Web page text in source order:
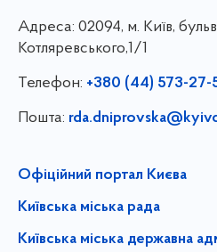
Адреса: 02094, м. Київ,
Котляревського,1/1
Телефон: +380 (44) 573-27-
Пошта:
Офіційний портал Києва
Київська міська рада
Київська міська державна